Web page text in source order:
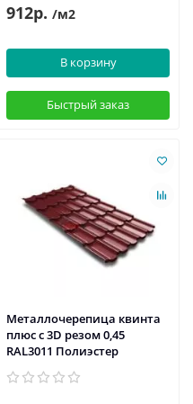
912р. /м2
В корзину
Быстрый заказ
Металлочерепица квинта
плюс c 3D резом 0,45
RAL3011 Полиэстер